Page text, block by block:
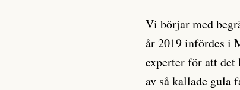
Vi börjar med
år 2019 infördes i
experter för att
av så kallade gula